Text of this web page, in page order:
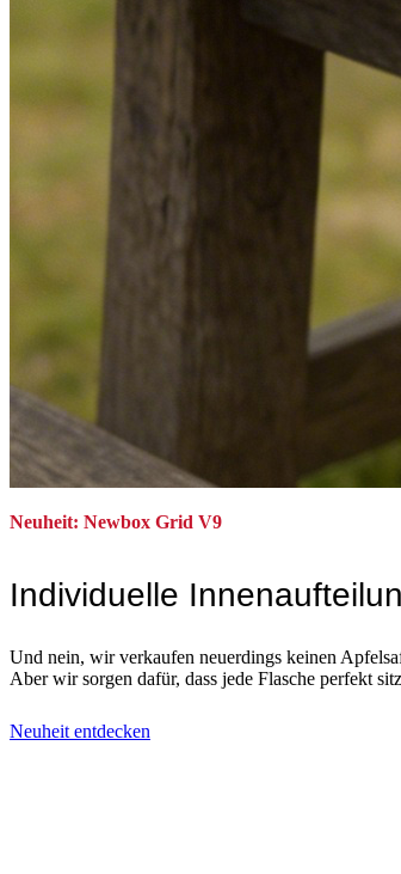
Neuheit: Newbox Grid V9
Individuelle
Und nein, wir verkaufen neuerdings keinen
Aber wir sorgen dafür, dass jede Flasche perfekt
Neuheit entdecken